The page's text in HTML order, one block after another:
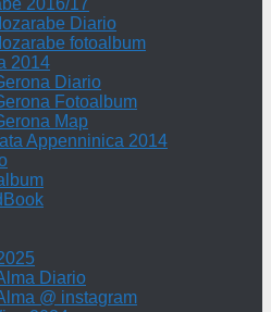
2016/17
Diario
fotoalbum
2014
Diario
Fotoalbum
Map
Appenninica 2014
Diario
@ instagram